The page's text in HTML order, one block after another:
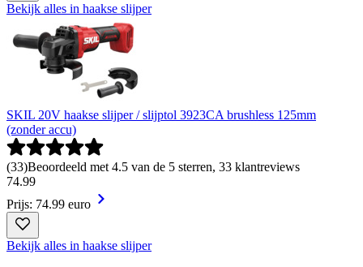
Bekijk alles in haakse slijper
SKIL 20V haakse slijper / slijptol 3923CA brushless 125mm
(zonder accu)
(33)Beoordeeld met 4.5 van de 5 sterren, 33 klantreviews
74.99
Prijs: 74.99 euro
Bekijk alles in haakse slijper